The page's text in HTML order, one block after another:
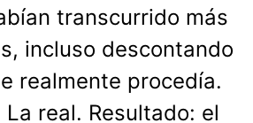
transcurrido más
incluso descontando
realmente procedía.
real. Resultado: el